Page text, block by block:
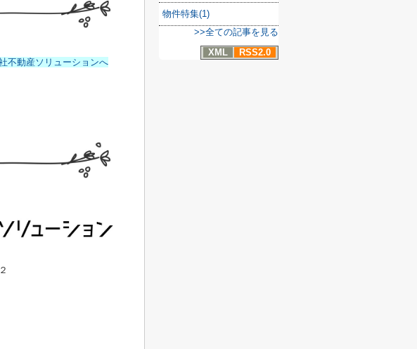
不動産ソリューションへ
物件特集(1)
>>全ての記事を見る
XML
RSS2.0